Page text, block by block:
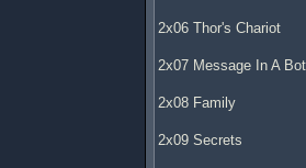
2x06 Thor's Chariot
2x07 Message In A
2x08 Family
2x09 Secrets